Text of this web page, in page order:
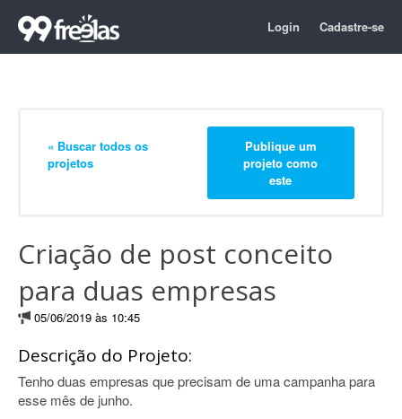
Login Cadastre-se
« Buscar todos os
projetos
Publique um
projeto como
este
Criação de post conceito
para duas empresas
05/06/2019 às 10:45
Descrição do Projeto:
Tenho duas empresas que precisam de uma campanha para
esse mês de junho.